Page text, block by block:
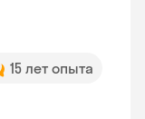
15 лет опыта